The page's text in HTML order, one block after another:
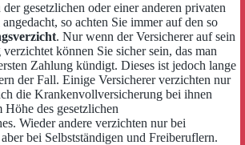
gesetzlichen oder einer anderen privaten
so achten Sie immer auf den so
. Nur wenn der Versicherer auf sein
können Sie sicher sein, das man
Zahlung kündigt. Dieses ist jedoch lange
der Fall. Einige Versicherer verzichten nur
die Krankenvollversicherung bei ihnen
Höhe des gesetzlichen
Wieder andere verzichten nur bei
bei Selbstständigen und Freiberuflern.